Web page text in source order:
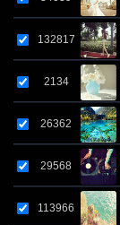
132817
2134
26362
29568
113966